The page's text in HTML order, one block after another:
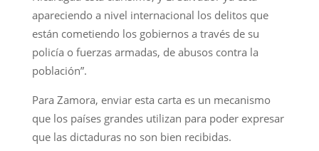
apareciendo a nivel internacional los delitos que
están cometiendo los gobiernos a través de su
policía o fuerzas armadas, de abusos contra la
población”.
Para Zamora, enviar esta carta es un mecanismo
que los países grandes utilizan para poder expresar
que las dictaduras no son bien recibidas.